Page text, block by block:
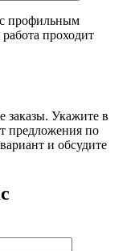
профильным
проходит
заказы. Укажите в
предложения по
и обсудите